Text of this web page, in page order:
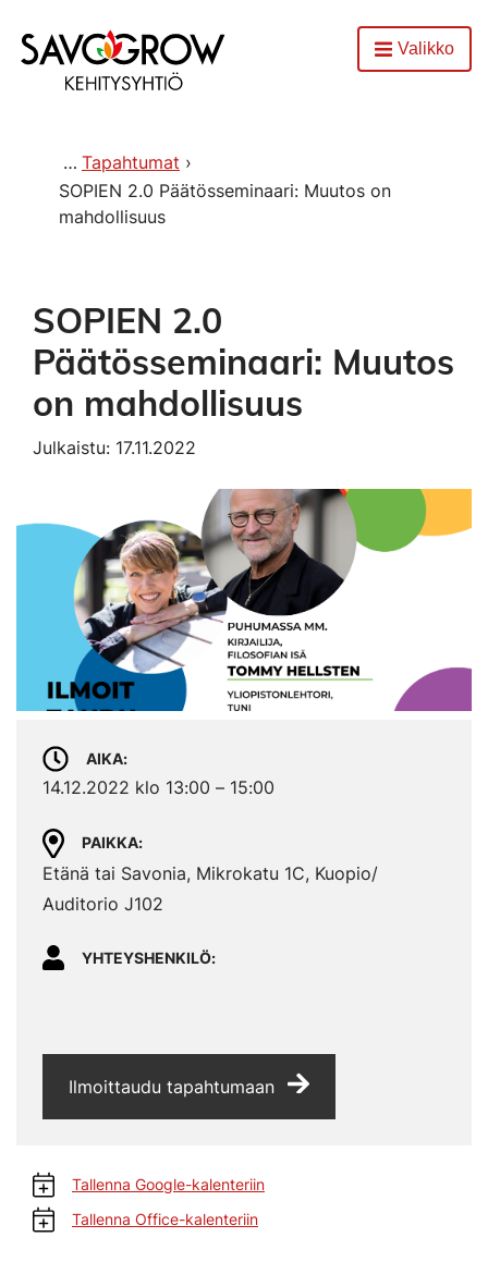
Etusivu
AvaaValikko
Tapahtumat
SOPIEN 2.0 Päätösseminaari: Muutos on
mahdollisuus
SOPIEN 2.0
Päätösseminaari: Muutos
on mahdollisuus
Julkaistu: 17.11.2022
AIKA
14.12.2022 klo 13:00 – 15:00
PAIKKA
Etänä tai Savonia, Mikrokatu 1C, Kuopio/
Auditorio J102
YHTEYSHENKILÖ
Ilmoittaudu tapahtumaan
Tallenna Google-kalenteriin
Tallenna Office-kalenteriin